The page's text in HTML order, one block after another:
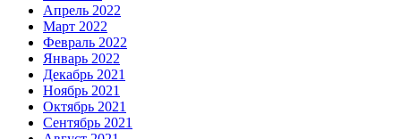
Апрель 2022
Март 2022
Февраль 2022
Январь 2022
Декабрь 2021
Ноябрь 2021
Октябрь 2021
Сентябрь 2021